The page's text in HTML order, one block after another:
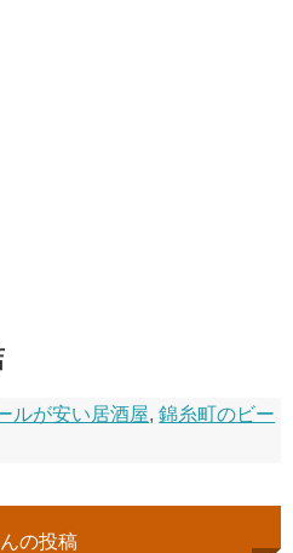
ルが安い居酒屋,錦糸町のビー
の投稿